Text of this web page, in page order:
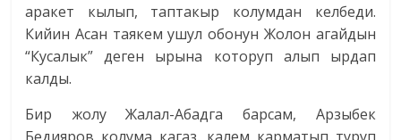
аракет кылып, таптакыр колумдан келбеди.
Кийин Асан таякем ушул обонун Жолон агайдын
“Кусалык” деген ырына которуп алып ырдап
калды.
Бир жолу Жалал-Абадга барсам, Арзыбек